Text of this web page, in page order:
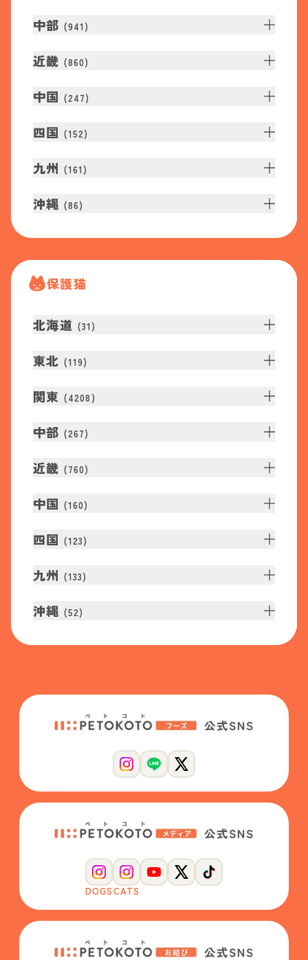
中部 (941 )
近畿 (860)
中国 (247)
四国 (152)
九州 (161 )
沖縄 (86)
保護猫
北海道 (31 )
東北 (119)
関東 (4208 )
中部 (267)
近畿 (760)
中国 (160)
四国 (123)
九州 (133)
沖縄 (52)
DOGSCATS